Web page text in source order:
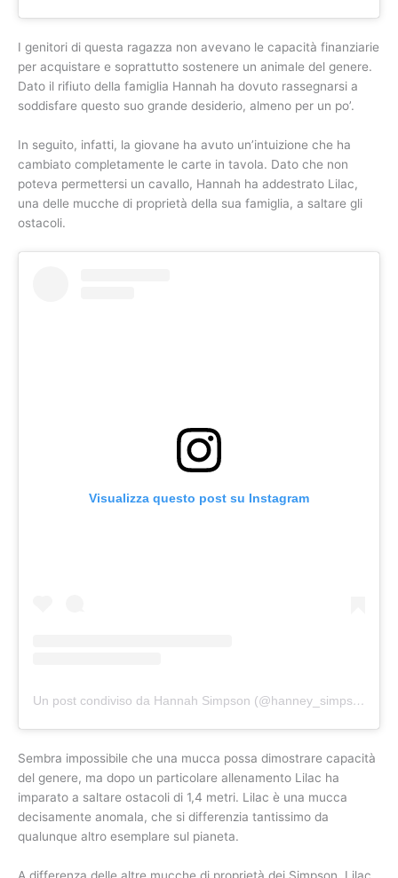
I genitori di questa ragazza non avevano le capacità finanziarie
per acquistare e soprattutto sostenere un animale del genere.
Dato il rifiuto della famiglia Hannah ha dovuto rassegnarsi a
soddisfare questo suo grande desiderio, almeno per un po’.
In seguito, infatti, la giovane ha avuto un’intuizione che ha
cambiato completamente le carte in tavola. Dato che non
poteva permettersi un cavallo, Hannah ha addestrato Lilac,
una delle mucche di proprietà della sua famiglia, a saltare gli
ostacoli.
Visualizza questo post su Instagram
Un post condiviso da Hannah Simpson (@hanney_simpson)
Sembra impossibile che una mucca possa dimostrare capacità
del genere, ma dopo un particolare allenamento Lilac ha
imparato a saltare ostacoli di 1,4 metri. Lilac è una mucca
decisamente anomala, che si differenzia tantissimo da
qualunque altro esemplare sul pianeta.